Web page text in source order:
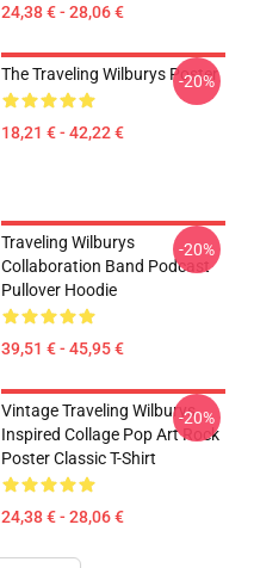
24,38 € - 28,06 €
The Traveling Wilburys Poster
18,21 € - 42,22 €
-20%
Traveling Wilburys
Collaboration Band Podcast
Pullover Hoodie
39,51 € - 45,95 €
-20%
Vintage Traveling Wilburys
Inspired Collage Pop Art Rock
Poster Classic T-Shirt
24,38 € - 28,06 €
-20%